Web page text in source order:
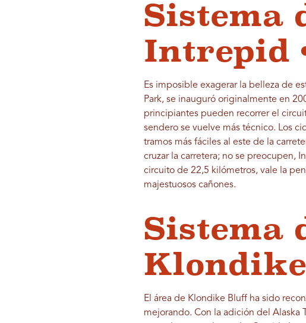
Sistema
Intrepid
Es imposible exagerar la belleza de
Park, se inauguró originalmente en
principiantes pueden recorrer el
sendero se vuelve más técnico. Los
tramos más fáciles al este de la
cruzar la carretera; no se preocupen,
circuito de 22,5 kilómetros, vale la
majestuosos cañones.
Sistema
El área de Klondike Bluff ha sido
mejorando. Con la adición del Alaska